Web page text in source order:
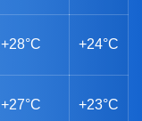
+28°C +24°C
+27°C +23°C